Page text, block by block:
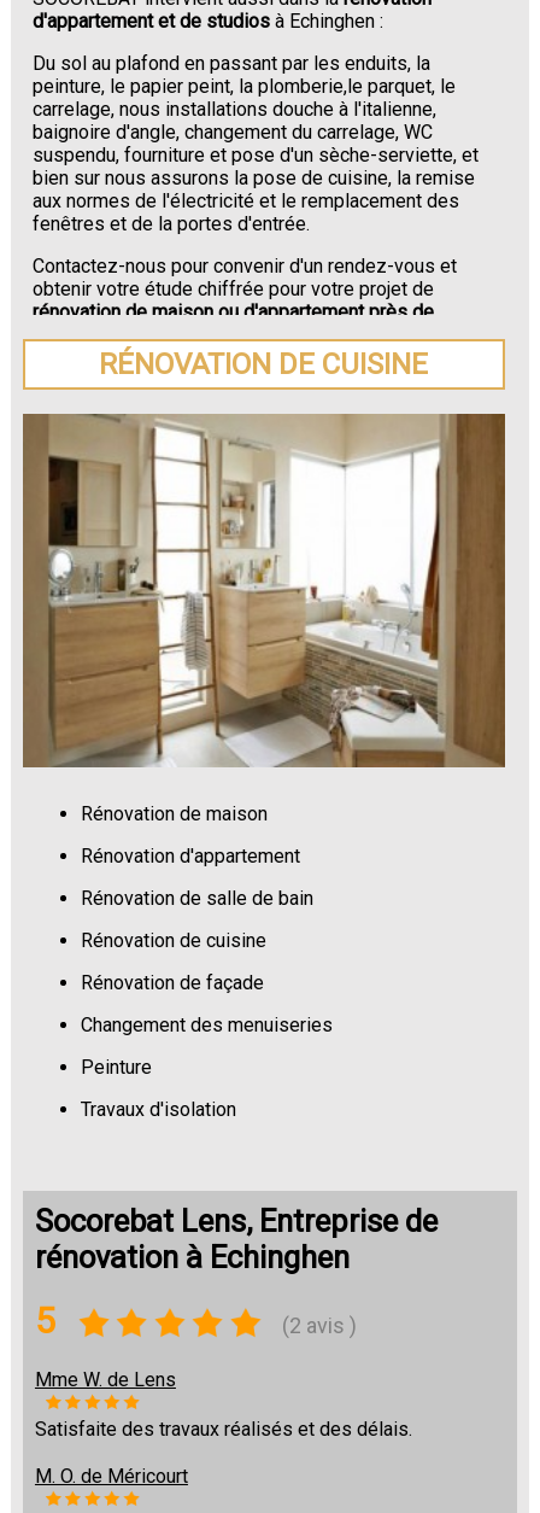
d'appartement et de studios à Echinghen :
Du sol au plafond en passant par les enduits, la
peinture, le papier peint, la plomberie,le parquet, le
carrelage, nous installations douche à l'italienne,
baignoire d'angle, changement du carrelage, WC
suspendu, fourniture et pose d'un sèche-serviette, et
bien sur nous assurons la pose de cuisine, la remise
aux normes de l'électricité et le remplacement des
fenêtres et de la portes d'entrée.
Contactez-nous pour convenir d'un rendez-vous et
obtenir votre étude chiffrée pour votre projet de
rénovation de maison ou d'appartement près de
Echinghen.
RÉNOVATION DE CUISINE
Rénovation de maison
Rénovation d'appartement
Rénovation de salle de bain
Rénovation de cuisine
Rénovation de façade
Changement des menuiseries
Peinture
Travaux d'isolation
Socorebat Lens, Entreprise de
rénovation à Echinghen
5 (2 avis )
Mme W. de Lens
Satisfaite des travaux réalisés et des délais.
M. O. de Méricourt